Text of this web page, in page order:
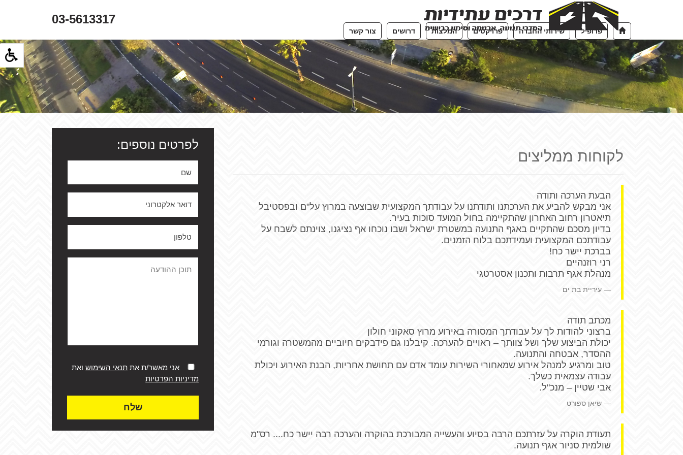
03-5613317
פרופיל שירותי החברה פרויקטים המלצות דרושים צור קשר
לקוחות ממליצים
הבעת הערכה ותודה
אני מבקש להביע את הערכתנו ותודתנו על עבודתך המקצועית שבוצעה במרוץ על"ם ובפסטיבל
תיאטרון רחוב האחרון שהתקיימה בחול המועד סוכות בעיר.
בדיון מסכם שהתקיים באגף התנועה במשטרת ישראל ושבו נוכחו אף נציגנו, צוינתם לשבח על
עבודתכם המקצועית ועמידתכם בלוח הזמנים.
בברכת יישר כח!
רני רוזנהיים
מנהלת אגף תרבות ותכנון אסטרטגי
עיריית בת ים
מכתב תודה
ברצוני להודות לך על עבודתך המסורה באירוע מרוץ סאקוני חולון
יכולת הביצוע שלך ושל צוותך – ראויים להערכה. קיבלנו גם פידבקים חיוביים מהמשטרה וגורמי
ההסדר, אבטחה והתנועה.
טוב ומרגיע למנהל אירוע שמאחורי השירות עומד אדם עם תחושת אחריות, הבנת האירוע ויכולת
עבודה עצמאית כשלך.
אבי שטיין – מנכ"ל.
שיאן ספורט
תעודת הוקרה על עזרתכם הרבה בסיוע והעשייה המבורכת בהוקרה והערכה רבה יישר כח.... רס"מ
שולמית סניור אגף תנועה.
לפרטים נוספים:
אני מאשר/ת את תנאי השימושואת
מדיניות הפרטיות
שלח